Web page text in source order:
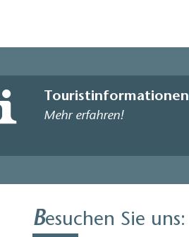
Touristinformationen
Mehr erfahren!
Besuchen Sie uns: